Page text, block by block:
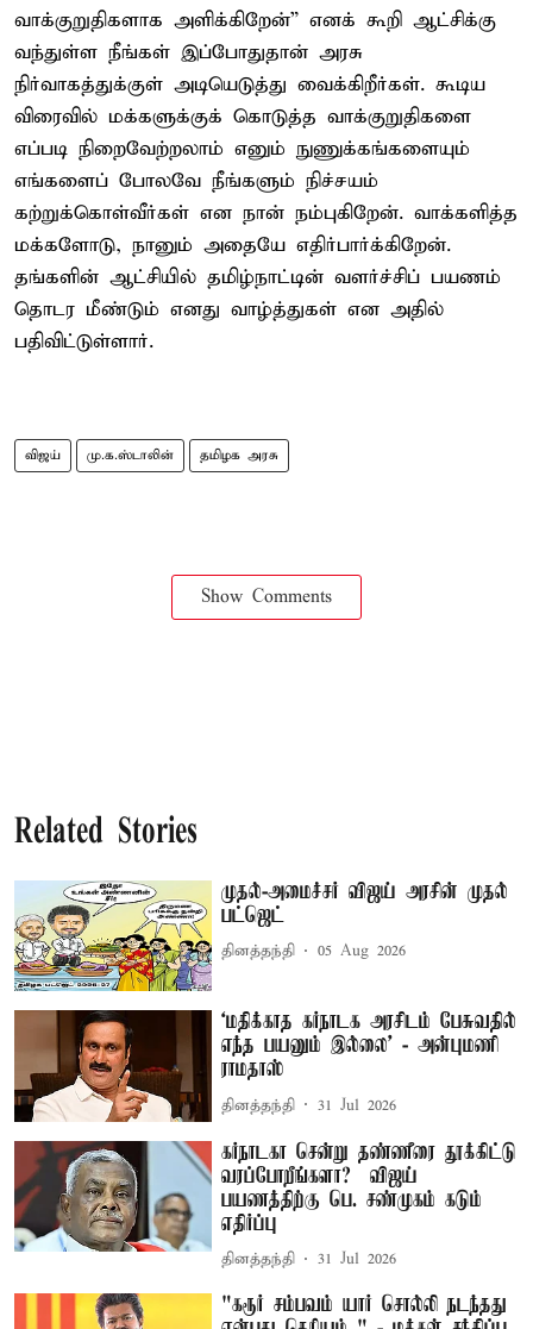
வாக்குறுதிகளாக அளிக்கிறேன்” எனக் கூறி ஆட்சிக்கு
வந்துள்ள நீங்கள் இப்போதுதான் அரசு
நிர்வாகத்துக்குள் அடியெடுத்து வைக்கிறீர்கள். கூடிய
விரைவில் மக்களுக்குக் கொடுத்த வாக்குறுதிகளை
எப்படி நிறைவேற்றலாம் எனும் நுணுக்கங்களையும்
எங்களைப் போலவே நீங்களும் நிச்சயம்
கற்றுக்கொள்வீர்கள் என நான் நம்புகிறேன். வாக்களித்த
மக்களோடு, நானும் அதையே எதிர்பார்க்கிறேன்.
தங்களின் ஆட்சியில் தமிழ்நாட்டின் வளர்ச்சிப் பயணம்
தொடர மீண்டும் எனது வாழ்த்துகள் என அதில்
பதிவிட்டுள்ளார்.
விஜய் மு.க.ஸ்டாலின் தமிழக அரசு
Show Comments
Related Stories
முதல்-அமைச்சர் விஜய் அரசின் முதல்
பட்ஜெட்
தினத்தந்தி 05 Aug 2026
‘மதிக்காத கர்நாடக அரசிடம் பேசுவதில்
எந்த பயனும் இல்லை’ - அன்புமணி
ராமதாஸ்
தினத்தந்தி 31 Jul 2026
கர்நாடகா சென்று தண்ணீரை தூக்கிட்டு
வரப்போறீங்களா? – விஜய்
பயணத்திற்கு பெ. சண்முகம் கடும்
எதிர்ப்பு
தினத்தந்தி 31 Jul 2026
"கரூர் சம்பவம் யார் சொல்லி நடந்தது